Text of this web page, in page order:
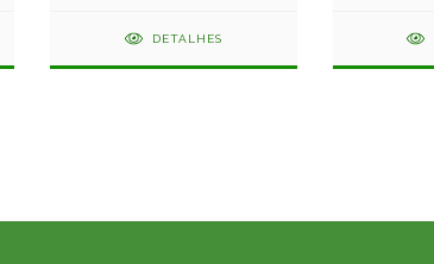
DETALHES